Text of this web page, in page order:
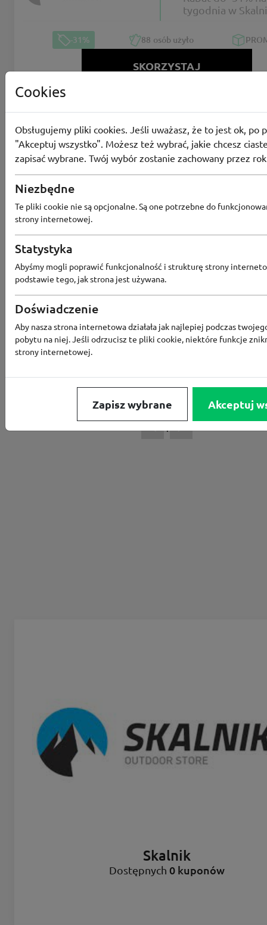
tygodnia w
-31% 88 osób użyło
SKORZYSTAJ
Kod rabatowy
Promocja
tygodnia!
-43%
SKORZYSTAJ
KUPON NIEAKTYWNY
BLACK FRIDAY
SALE nawet do -
-60% 49osób użyło
KUPON NIEAKTYWNY
Skalnik
Dostępnych 0 kuponów
Cookies
Obsługujemy pliki cookies. Jeśli uważasz, że to jest ok, po
"Akceptuj wszystko". Możesz też wybrać, jakie chcesz
zapisać wybrane. Twój wybór zostanie zachowany przez
Niezbędne
Te pliki cookie nie są opcjonalne. Są one potrzebne do
strony internetowej.
Statystyka
Abyśmy mogli poprawić funkcjonalność i strukturę strony
podstawie tego, jak strona jest używana.
Doświadczenie
Aby nasza strona internetowa działała jak najlepiej podczas
pobytu na niej. Jeśli odrzucisz te pliki cookie, niektóre funkcje
strony internetowej.
Zapisz wybrane Akceptuj